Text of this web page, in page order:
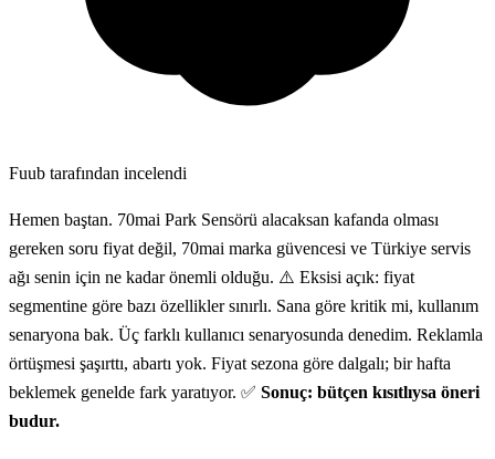
Fuub tarafından incelendi
Hemen baştan. 70mai Park Sensörü alacaksan kafanda olması
gereken soru fiyat değil, 70mai marka güvencesi ve Türkiye servis
ağı senin için ne kadar önemli olduğu. ⚠️ Eksisi açık: fiyat
segmentine göre bazı özellikler sınırlı. Sana göre kritik mi, kullanım
senaryona bak. Üç farklı kullanıcı senaryosunda denedim. Reklamla
örtüşmesi şaşırttı, abartı yok. Fiyat sezona göre dalgalı; bir hafta
beklemek genelde fark yaratıyor. ✅ Sonuç: bütçen kısıtlıysa öneri
budur.